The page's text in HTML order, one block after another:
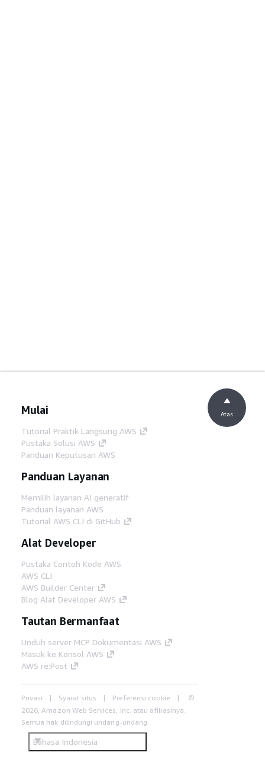
Mulai
Tutorial Praktik Langsung AWS
Pustaka Solusi AWS
Panduan Keputusan AWS
Panduan Layanan
Memilih layanan AI generatif
Panduan layanan AWS
Tutorial AWS CLI di GitHub
Alat Developer
Pustaka Contoh Kode AWS
AWS CLI
AWS Builder Center
Blog Alat Developer AWS
Tautan Bermanfaat
Unduh server MCP Dokumentasi AWS
Masuk ke Konsol AWS
AWS re:Post
Privasi Syarat situs Preferensi cookie
©
2026, Amazon Web Services, Inc. atau afiliasinya.
Semua hak dilindungi undang-undang.
Bahasa Indonesia
Atas